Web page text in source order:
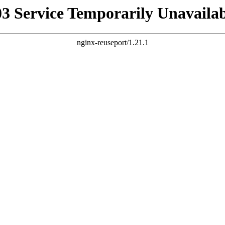
Service Temporarily
nginx-reuseport/1.21.1